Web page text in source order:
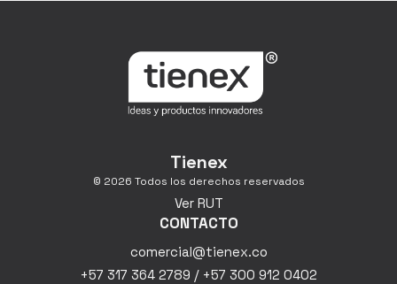
Tienex
© 2026 Todos los derechos reservados
Ver RUT
CONTACTO
comercial@tienex.co
+57 317 364 2789 / +57 300 912 0402